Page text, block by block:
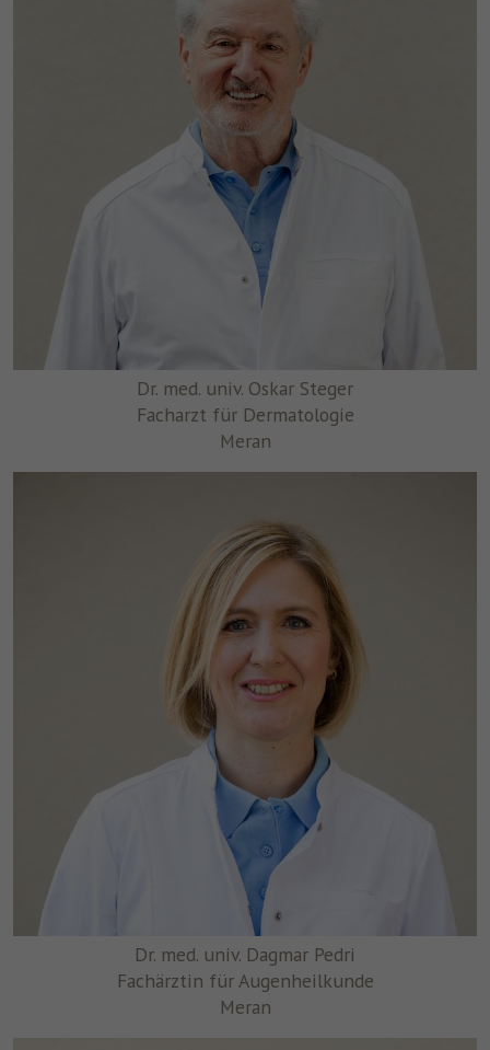
Dr. med. univ. Oskar Steger
Facharzt für Dermatologie
Meran
Dr. med. univ. Dagmar Pedri
Fachärztin für Augenheilkunde
Meran